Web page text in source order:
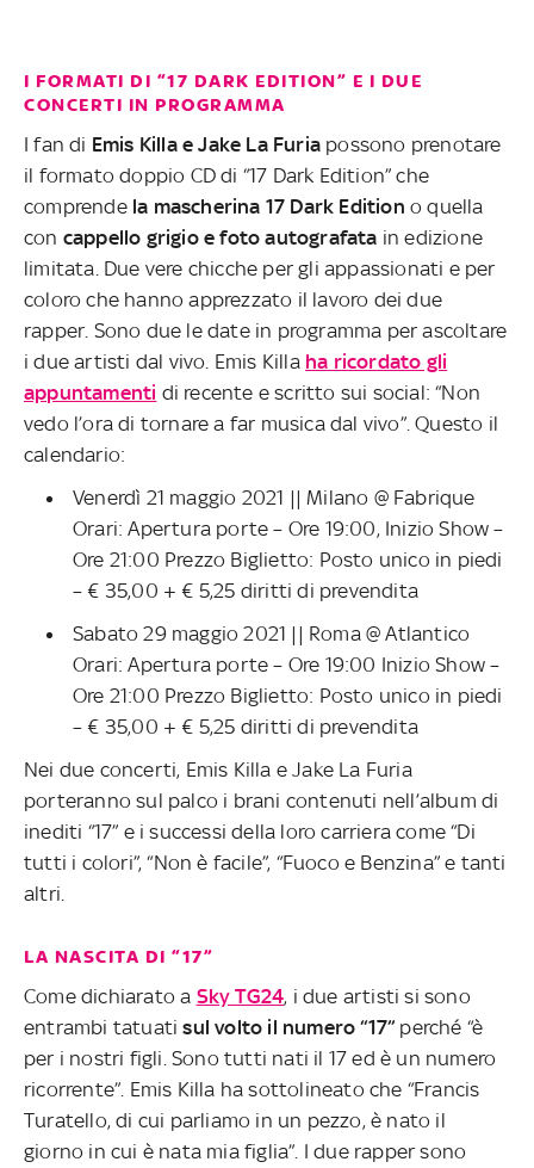
I FORMATI DI “17 DARK EDITION” E I DUE
CONCERTI IN PROGRAMMA
I fan di Emis Killa e Jake La Furia possono prenotare
il formato doppio CD di “17 Dark Edition” che
comprende la mascherina 17 Dark Edition o quella
con cappello grigio e foto autografata in edizione
limitata. Due vere chicche per gli appassionati e per
coloro che hanno apprezzato il lavoro dei due
rapper. Sono due le date in programma per ascoltare
i due artisti dal vivo. Emis Killa ha ricordato gli
appuntamenti di recente e scritto sui social: “Non
vedo l’ora di tornare a far musica dal vivo”. Questo il
calendario:
Venerdì 21 maggio 2021 || Milano @ Fabrique
Orari: Apertura porte – Ore 19:00, Inizio Show –
Ore 21:00 Prezzo Biglietto: Posto unico in piedi
– € 35,00 + € 5,25 diritti di prevendita
Sabato 29 maggio 2021 || Roma @ Atlantico
Orari: Apertura porte – Ore 19:00 Inizio Show –
Ore 21:00 Prezzo Biglietto: Posto unico in piedi
– € 35,00 + € 5,25 diritti di prevendita
Nei due concerti, Emis Killa e Jake La Furia
porteranno sul palco i brani contenuti nell’album di
inediti “17” e i successi della loro carriera come “Di
tutti i colori”, “Non è facile”, “Fuoco e Benzina” e tanti
altri.
LA NASCITA DI “17”
Come dichiarato a Sky TG24, i due artisti si sono
entrambi tatuatisul volto il numero “17” perché “è
per i nostri figli. Sono tutti nati il 17 ed è un numero
ricorrente”. Emis Killa ha sottolineato che “Francis
Turatello, di cui parliamo in un pezzo, è nato il
giorno in cui è nata mia figlia”. I due rapper sono